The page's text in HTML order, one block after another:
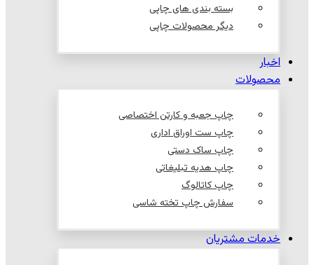
بسته بندی های چاپی
دیگر محصولات چاپی
اخبار
محصولات
چاپ جعبه و کارتن اختصاصی
چاپ ست اوراق اداری
چاپ ساک دستی
چاپ هدیه تبلیغاتی
چاپ کاتالوگ
سفارش چاپ تخته شاسی
خدمات مشتریان